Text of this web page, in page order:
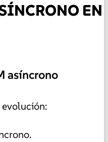
EN
asíncrono
evolución: